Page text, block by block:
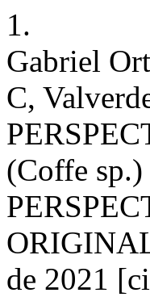
1.
Gabriel
C,
(Coffe
de 2021